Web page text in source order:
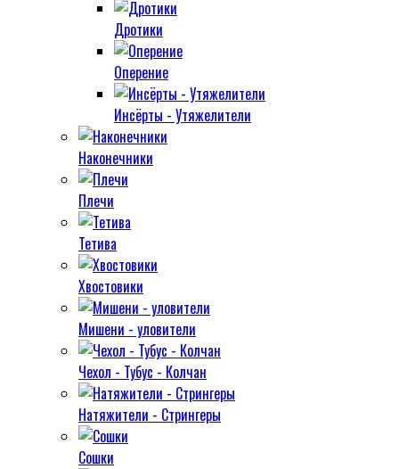
Дротики
Оперение
Инсёрты - Утяжелители
Наконечники
Плечи
Тетива
Хвостовики
Мишени - уловители
Чехол - Тубус - Колчан
Натяжители - Стрингеры
Сошки